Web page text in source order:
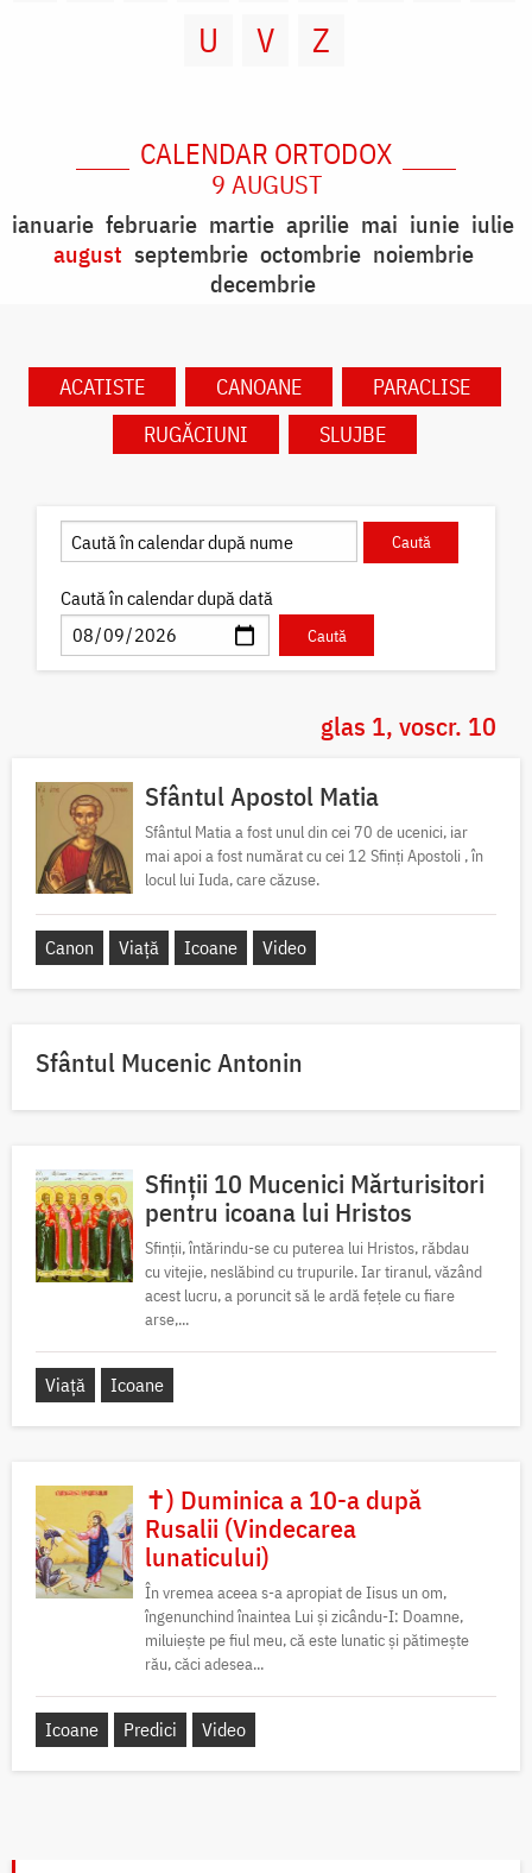
U
V Z
CALENDAR ORTODOX
9 AUGUST
ianuarie februarie martie aprilie mai iunie iulie
august septembrie octombrie noiembrie
decembrie
ACATISTE CANOANE
PARACLISE
RUGĂCIUNI
SLUJBE
Caută în calendar după dată
glas 1, voscr. 10
Sfântul Apostol Matia
Sfântul Matia a fost unul din cei 70 de ucenici, iar
mai apoi a fost numărat cu cei 12 Sfinți Apostoli , în
locul lui Iuda, care căzuse.
Canon Viață Icoane Video
Sfântul Mucenic Antonin
Sfinții 10 Mucenici Mărturisitori
pentru icoana lui Hristos
Sfinții, întărindu-se cu puterea lui Hristos, răbdau
cu vitejie, neslăbind cu trupurile. Iar tiranul, văzând
acest lucru, a poruncit să le ardă fețele cu fiare
arse,...
Viață Icoane
✝) Duminica a 10-a după
Rusalii (Vindecarea
lunaticului)
În vremea aceea s-a apropiat de Iisus un om,
îngenunchind înaintea Lui și zicându-I: Doamne,
miluiește pe fiul meu, că este lunatic și pătimește
rău, căci adesea...
Icoane Predici Video